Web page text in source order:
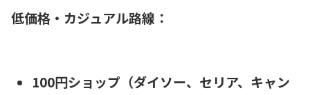
低価格・カジュアル路線：
100円ショップ（ダイソー、セリア、キャン